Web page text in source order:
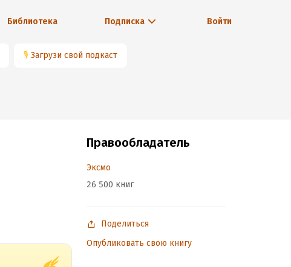
Библиотека Подписка Войти
🎙 Загрузи свой подкаст
Правообладатель
Эксмо
26 500 книг
Поделиться
Опубликовать свою книгу